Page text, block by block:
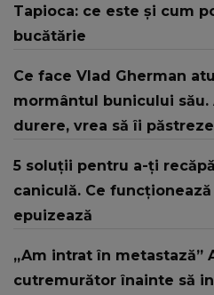
Tapioca: ce este și cum
bucătărie
Ce face Vlad Gherman
mormântul bunicului
durere, vrea să îi
5 soluții pentru a-ți
caniculă. Ce
epuizează
„Am intrat în metastază”
cutremurător înainte să